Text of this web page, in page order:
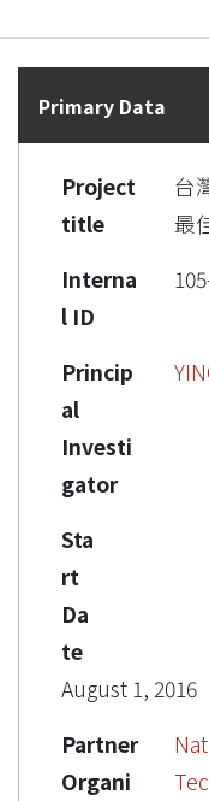
Statistics
Primary Data
Project
title
台
最
Interna
l ID
Princip
al
Investi
gator
Sta
rt
Da
te
August 1, 2016
Partner
Organi